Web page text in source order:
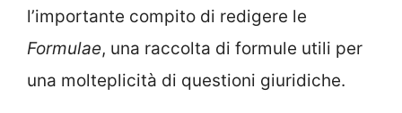
l’importante compito di redigere le
Formulae, una raccolta di formule utili per
una molteplicità di questioni giuridiche.